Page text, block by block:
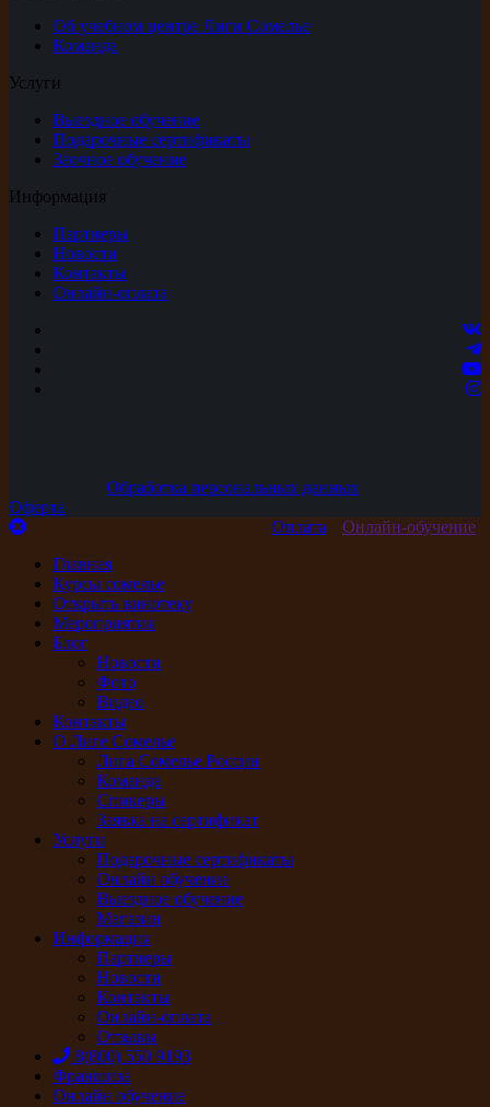
Об учебном центре Лиги Сомелье
Команда
Услуги
Выездное обучение
Подарочные сертификаты
Заочное обучение
Информация
Партнеры
Новости
Контакты
Онлайн-оплата
Обработка персональных данных
Оферта
Онлайн-обучение
Оплата
Главная
Курсы сомелье
Открыть винотеку
Мероприятия
Блог
Новости
Фото
Видео
Контакты
О Лиге Сомелье
Лига Сомелье России
Команда
Спикеры
Заявка на сертификат
Услуги
Подарочные сертификаты
Онлайн обучение
Выездное обучение
Магазин
Информация
Партнеры
Новости
Контакты
Онлайн-оплата
Отзывы
8(800) 550 9193
Франшиза
Онлайн обучение